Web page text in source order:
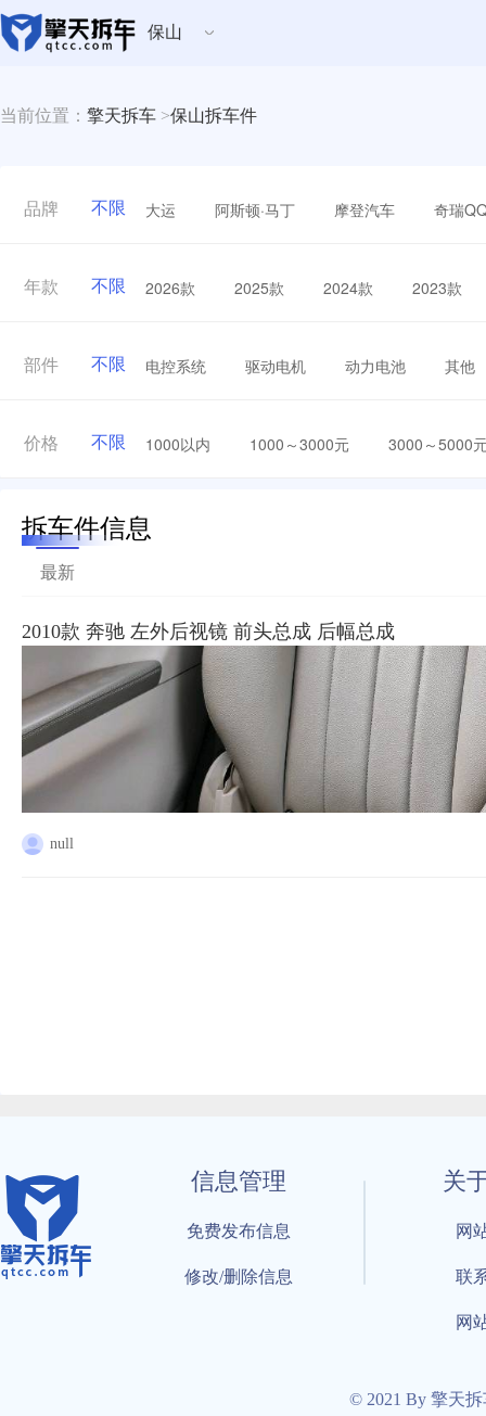
保山
当前位置： 擎天拆车 >保山拆车件
品牌 不限 大运 阿斯顿·马丁 摩登汽车 奇瑞
年款 不限 2026款 2025款 2024款 2023款
部件 不限 电控系统 驱动电机 动力电池 其他
价格 不限 1000以内 1000～3000元 3000～5000
拆车件信息
最新
2010款 奔驰 左外后视镜 前头总成 后幅总成
null
信息管理
免费发布信息
修改/删除信息
关
网
联
网
© 2021 By 擎天